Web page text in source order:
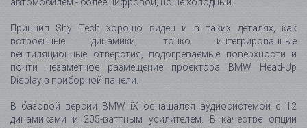
пространство, качество звука становится важной частью
Облегчённая конструкция и аэродинамика
BMW iX использует алюминиевую пространственную
структуру и инновационную систему Carbon Cage с
перед лобовым стеклом и раме заднего стекла. Такая
конструкция повышает жёсткость кузова, помогает снизить